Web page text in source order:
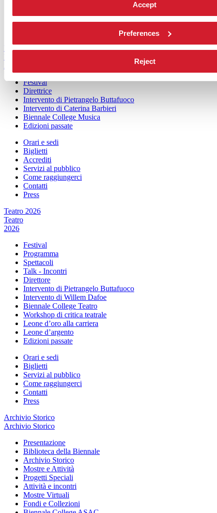
Accept
Preferences
Reject
Come raggiungerci
Contatti
Musica 2026
Musica
Festival
Direttrice
Intervento di Pietrangelo Buttafuoco
Intervento di Caterina Barbieri
Biennale College Musica
Edizioni passate
Orari e sedi
Biglietti
Accrediti
Servizi al pubblico
Come raggiungerci
Contatti
Press
Teatro 2026
Teatro
2026
Festival
Programma
Spettacoli
Talk - Incontri
Direttore
Intervento di Pietrangelo Buttafuoco
Intervento di Willem Dafoe
Biennale College Teatro
Workshop di critica teatrale
Leone d’oro alla carriera
Leone d’argento
Edizioni passate
Orari e sedi
Biglietti
Servizi al pubblico
Come raggiungerci
Contatti
Press
Archivio Storico
Archivio Storico
Presentazione
Biblioteca della Biennale
Archivio Storico
Mostre e Attività
Progetti Speciali
Attività e incontri
Mostre Virtuali
Fondi e Collezioni